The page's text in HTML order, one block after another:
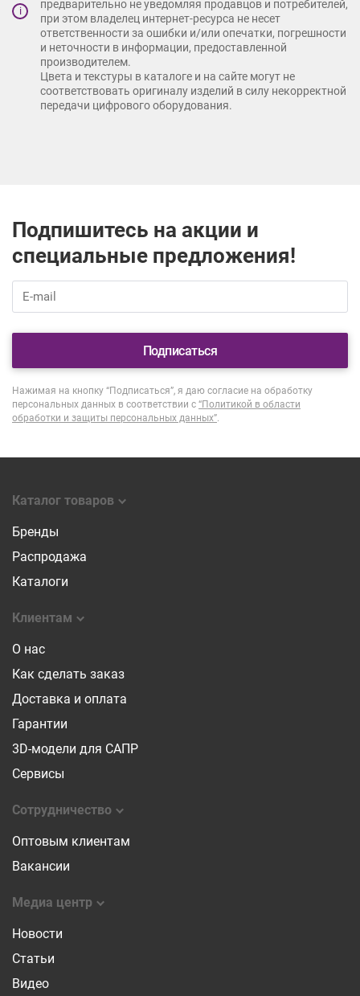
i
предварительно не уведомляя продавцов и потребителей,
при этом владелец интернет-ресурса не несет
ответственности за ошибки и/или опечатки, погрешности
и неточности в информации, предоставленной
производителем.
Цвета и текстуры в каталоге и на сайте могут не
соответствовать оригиналу изделий в силу некорректной
передачи цифрового оборудования.
Подпишитесь на акции и
специальные предложения!
Подписаться
Нажимая на кнопку “Подписаться”, я даю согласие на обработку
персональных данных в соответствии с “Политикой в области
обработки и защиты персональных данных”
Каталог товаров
Бренды
Распродажа
Каталоги
Клиентам
О нас
Как сделать заказ
Доставка и оплата
Гарантии
3D-модели для САПР
Сервисы
Сотрудничество
Оптовым клиентам
Вакансии
Медиа центр
Новости
Статьи
Видео